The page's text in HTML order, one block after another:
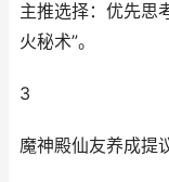
主推选择：优先思
火秘术”。
3
魔神殿仙友养成提